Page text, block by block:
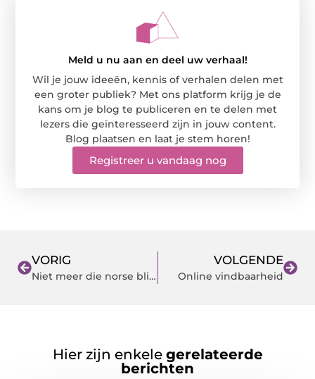
Meld u nu aan en deel uw verhaal!
Wil je jouw ideeën, kennis of verhalen delen met
een groter publiek? Met ons platform krijg je de
kans om je blog te publiceren en te delen met
lezers die geïnteresseerd zijn in jouw content.
Blog plaatsen en laat je stem horen!
Registreer u vandaag nog
VORIG
Niet meer die norse blik?
VOLGENDE
Online vindbaarheid
Hier zijn enkele gerelateerde
berichten